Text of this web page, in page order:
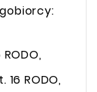
RODO,